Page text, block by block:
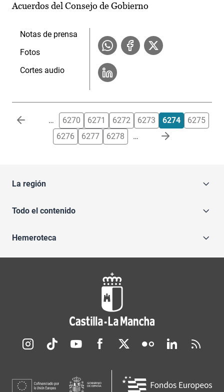
Acuerdos del Consejo de Gobierno
Notas de prensa
Fotos
Cortes audio
Paginación … 6270 6271 6272 6273 6274
6275
6276
6277 6278 …
La región
Todo el contenido
Hemeroteca
Redes sociales JCCM